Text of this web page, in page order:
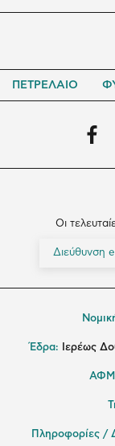
ΠΕΤΡΕΛΑΙΟ
Οι
Έδρα: Ιερέως
Πληροφορίες /